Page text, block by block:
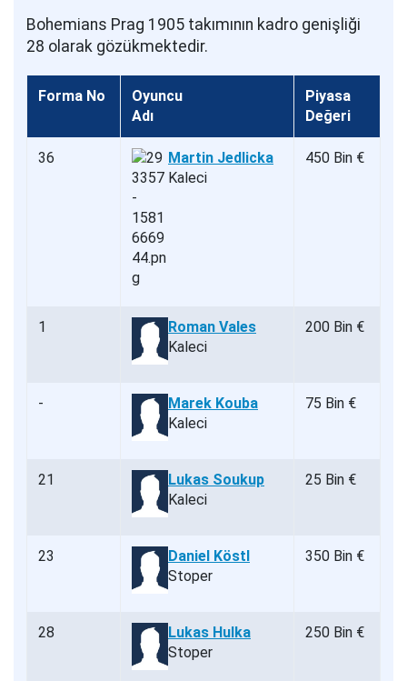
Bohemians Prag 1905 takımının kadro genişliği
28 olarak gözükmektedir.
Forma No
Oyuncu
Adı
Piyasa
Değeri
36
Martin Jedlicka
Kaleci
450 Bin €
1
Roman Vales
Kaleci
200 Bin €
-
Marek Kouba
Kaleci
75 Bin €
21
Lukas Soukup
Kaleci
25 Bin €
23
Daniel Köstl
Stoper
350 Bin €
28
Lukas Hulka
Stoper
250 Bin €